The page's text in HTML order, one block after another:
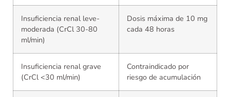
Insuficiencia renal leve-
moderada (CrCl 30-80
ml/min)
Dosis máxima de 10 mg
cada 48 horas
Insuficiencia renal grave
(CrCl <30 ml/min)
Contraindicado por
riesgo de acumulación